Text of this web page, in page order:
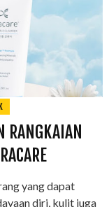
RANGKAIAN
yang dapat
diri, kulit juga